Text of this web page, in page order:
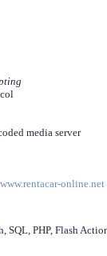
media server
www.rentacar-online.net
SQL, PHP, Flash